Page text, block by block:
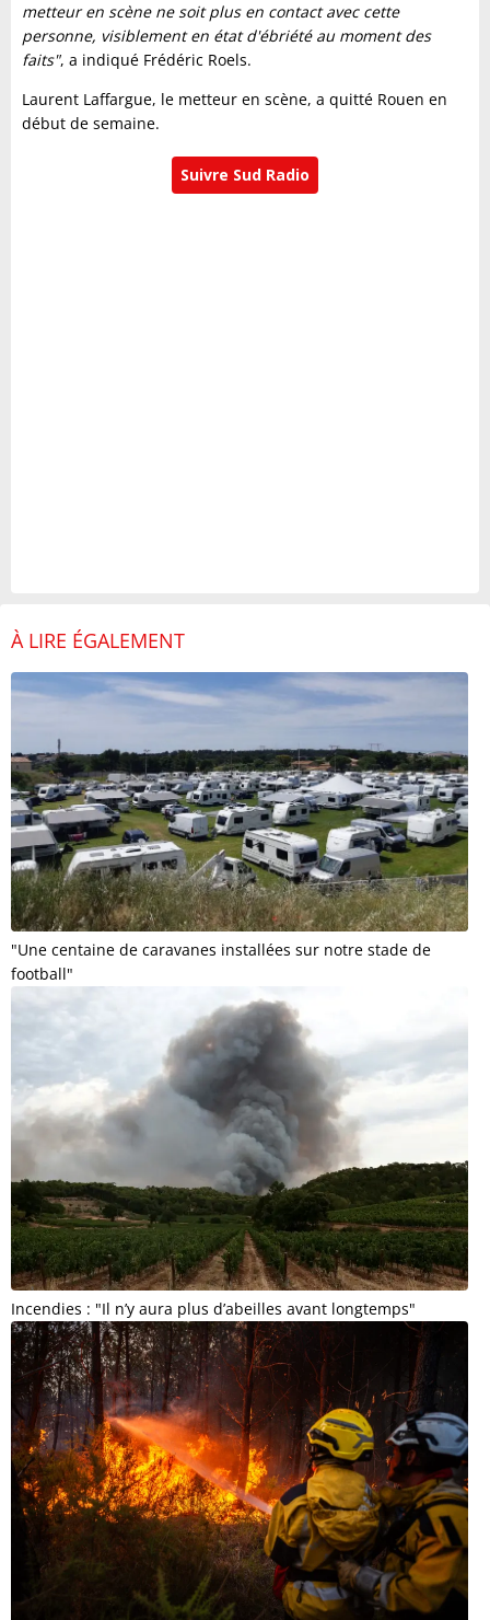
metteur en scène ne soit plus en contact avec cette
personne, visiblement en état d'ébriété au moment des
faits", a indiqué Frédéric Roels.
Laurent Laffargue, le metteur en scène, a quitté Rouen en
début de semaine.
Suivre Sud Radio
À LIRE ÉGALEMENT
"Une centaine de caravanes installées sur notre stade de
football"
Incendies : "Il n’y aura plus d’abeilles avant longtemps"